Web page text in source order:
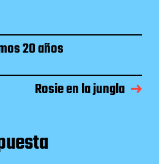
20 años
Rosie en la jungla